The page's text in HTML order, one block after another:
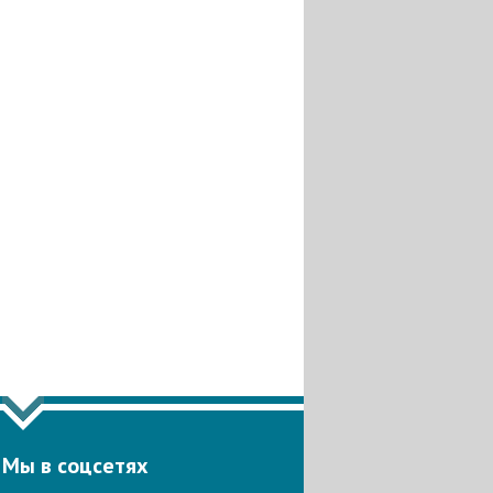
Мы в соцсетях